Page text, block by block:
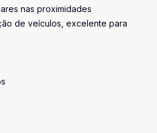
nas proximidades
de veículos, excelente para